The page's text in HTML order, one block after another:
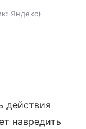
Яндекс
действия
навредить